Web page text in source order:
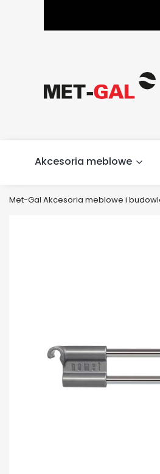
Akcesoria meblowe
Met-Gal Akcesoria meblowe i